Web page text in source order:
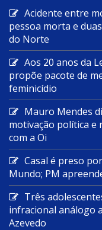
Acidente entre
pessoa morta e
do Norte
Aos 20 anos da
propõe pacote de
feminicídio
Mauro Mendes
motivação política e
com a Oi
Casal é preso
Mundo; PM
Três
infracional análogo
Azevedo